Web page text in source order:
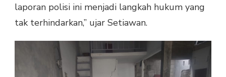
laporan polisi ini menjadi langkah hukum yang
tak terhindarkan,” ujar Setiawan.